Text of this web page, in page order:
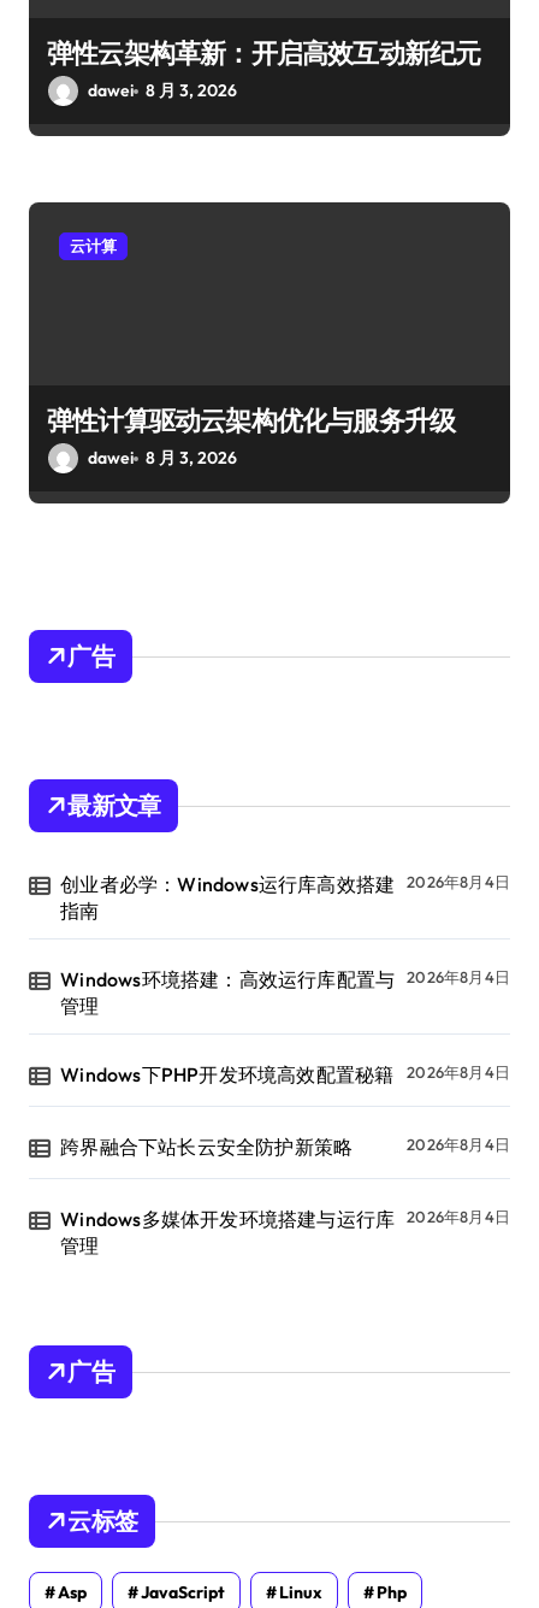
弹性云架构革新：开启高效互动新纪元
dawei 8 月 3, 2026
云计算
弹性计算驱动云架构优化与服务升级
dawei 8 月 3, 2026
广告
最新文章
创业者必学：Windows运行库高效搭建
指南
2026年8月4日
Windows环境搭建：高效运行库配置与
管理
2026年8月4日
Windows下PHP开发环境高效配置秘籍 2026年8月4日
跨界融合下站长云安全防护新策略 2026年8月4日
Windows多媒体开发环境搭建与运行库
管理
2026年8月4日
广告
云标签
Asp JavaScript Linux Php